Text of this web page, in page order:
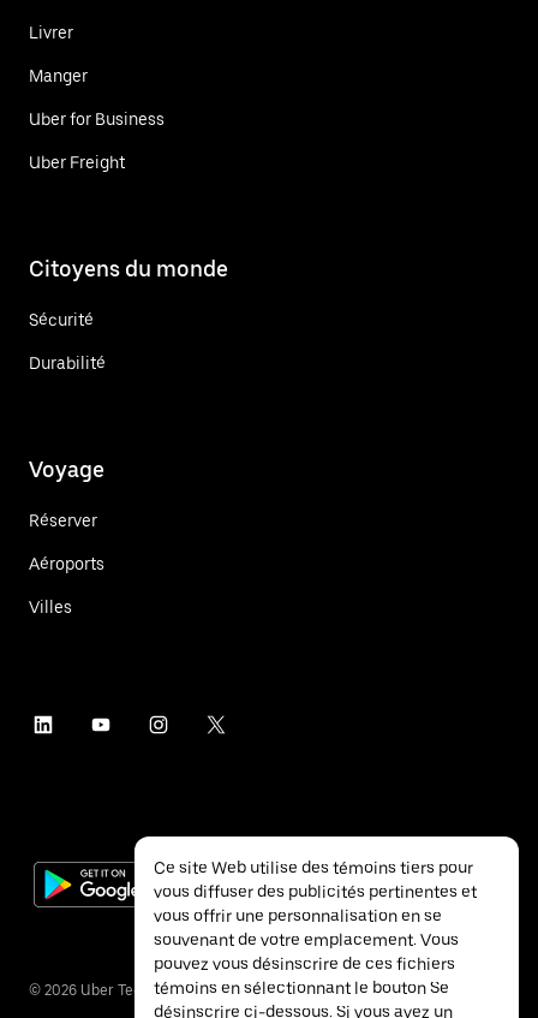
Livrer
Manger
Uber for Business
Uber Freight
Citoyens du monde
Sécurité
Durabilité
Voyage
Réserver
Aéroports
Villes
© 2026 Uber Technologies inc.
Ce site Web utilise des témoins tiers pour
vous diffuser des publicités pertinentes et
vous offrir une personnalisation en se
souvenant de votre emplacement. Vous
pouvez vous désinscrire de ces fichiers
témoins en sélectionnant le bouton Se
désinscrire ci-dessous. Si vous avez un